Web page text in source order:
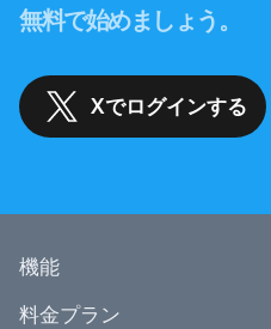
無料で始めましょう。
Xでログインする
機能
料金プラン